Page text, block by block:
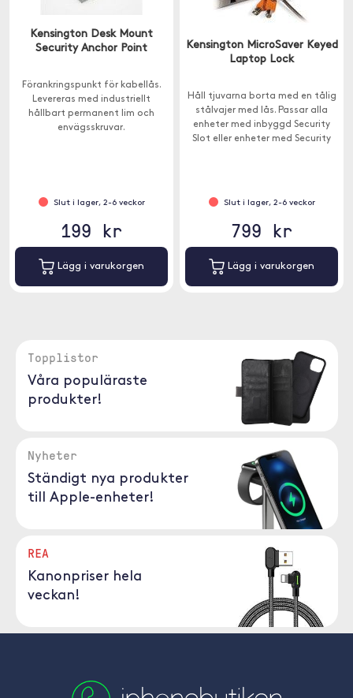
Kensington Desk Mount
Security Anchor Point
Förankringspunkt för kabellås.
Levereras med industriellt
hållbart permanent lim och
envägsskruvar.
Slut i lager, 2-6 veckor
199 kr
Lägg i varukorgen
Kensington MicroSaver Keyed
Laptop Lock
Håll tjuvarna borta med en tålig
stålvajer med lås. Passar alla
enheter med inbyggd Security
Slot eller enheter med Security
Slut i lager, 2-6 veckor
799 kr
Lägg i varukorgen
Topplistor
Våra populäraste
produkter!
Nyheter
Ständigt nya produkter
till Apple-enheter!
REA
Kanonpriser hela
veckan!